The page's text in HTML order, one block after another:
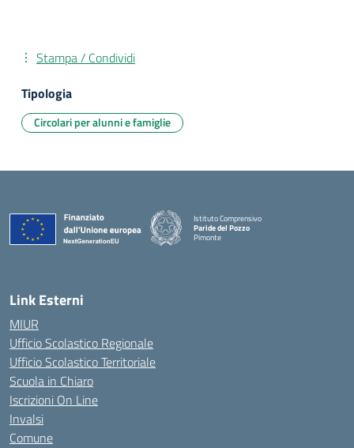
Stampa / Condividi
Tipologia
Circolari per alunni e famiglie
Istituto Comprensivo
Paride del Pozzo
Pimonte
Link Esterni
MIUR
Ufficio Scolastico Regionale
Ufficio Scolastico Territoriale
Scuola in Chiaro
Iscrizioni On Line
Invalsi
Comune